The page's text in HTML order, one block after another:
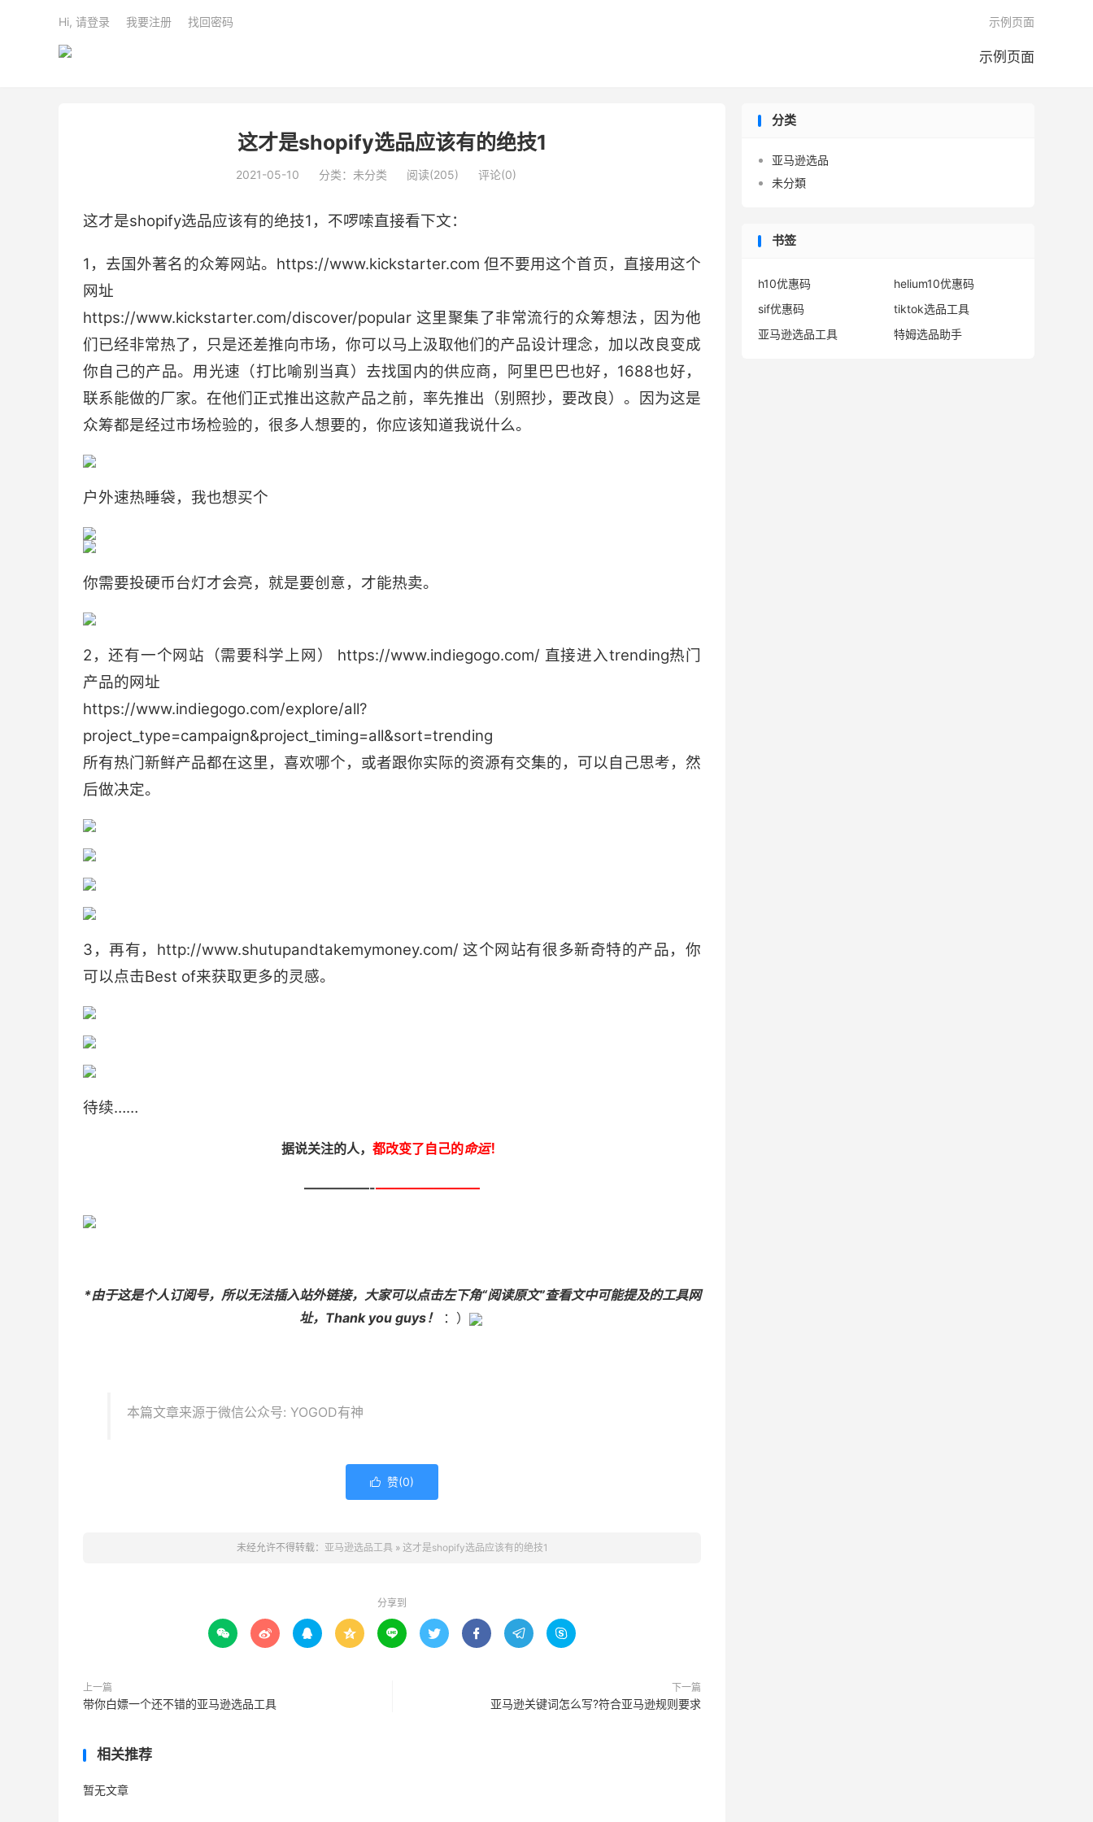
示例页面
示例页面
Hi, 请登录 我要注册 找回密码
这才是shopify选品应该有的绝技1
2021-05-10 分类：未分类 阅读(205) 评论(0)
这才是shopify选品应该有的绝技1，不啰嗦直接看下文：
1，去国外著名的众筹网站。https://www.kickstarter.com 但不要用这个首页，直接用这个
网址
https://www.kickstarter.com/discover/popular 这里聚集了非常流行的众筹想法，因为他
们已经非常热了，只是还差推向市场，你可以马上汲取他们的产品设计理念，加以改良变成
你自己的产品。用光速（打比喻别当真）去找国内的供应商，阿里巴巴也好，1688也好，
联系能做的厂家。在他们正式推出这款产品之前，率先推出（别照抄，要改良）。因为这是
众筹都是经过市场检验的，很多人想要的，你应该知道我说什么。
户外速热睡袋，我也想买个
你需要投硬币台灯才会亮，就是要创意，才能热卖。
2，还有一个网站（需要科学上网） https://www.indiegogo.com/ 直接进入trending热门
产品的网址
https://www.indiegogo.com/explore/all?
project_type=campaign&project_timing=all&sort=trending
所有热门新鲜产品都在这里，喜欢哪个，或者跟你实际的资源有交集的，可以自己思考，然
后做决定。
3，再有，http://www.shutupandtakemymoney.com/ 这个网站有很多新奇特的产品，你
可以点击Best of来获取更多的灵感。
待续……
据说关注的人， 都改变了自己的命运！
—————-–———————–
*由于这是个人订阅号，所以无法插入站外链接，大家可以点击左下角“阅读原文”查看文中可能提及的工具网
址，Thank you guys！
：）
本篇文章来源于微信公众号: YOGOD有神
 赞(0)
未经允许不得转载： 亚马逊选品工具» 这才是shopify选品应该有的绝技1
分享到
        
上一篇
带你白嫖一个还不错的亚马逊选品工具
下一篇
亚马逊关键词怎么写?符合亚马逊规则要求
相关推荐
暂无文章
分类
亚马逊选品
未分類
书签
h10优惠码
helium10优惠码
sif优惠码
tiktok选品工具
亚马逊选品工具
特姆选品助手